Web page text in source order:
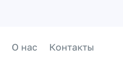
О нас Контакты